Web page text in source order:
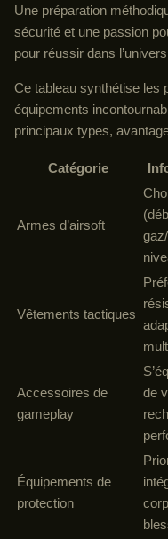
Une préparation
sécurité et une passion
pour réussir dans
Ce tableau synthétise les
équipements
principaux types,
Catégorie
Armes d’airsoft
Vêtements tactiques
Accessoires de
gameplay
de
Équipements de
protection